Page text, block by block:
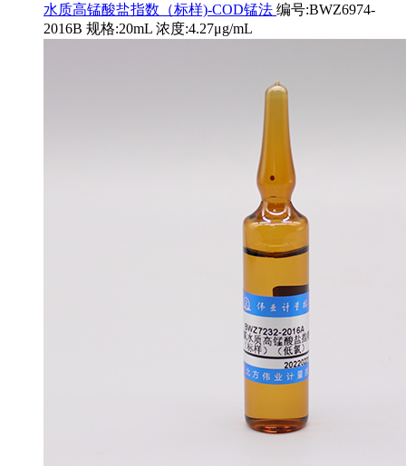
水质高锰酸盐指数（标样)-COD锰法 编号:BWZ6974-
2016B 规格:20mL 浓度:4.27μg/mL